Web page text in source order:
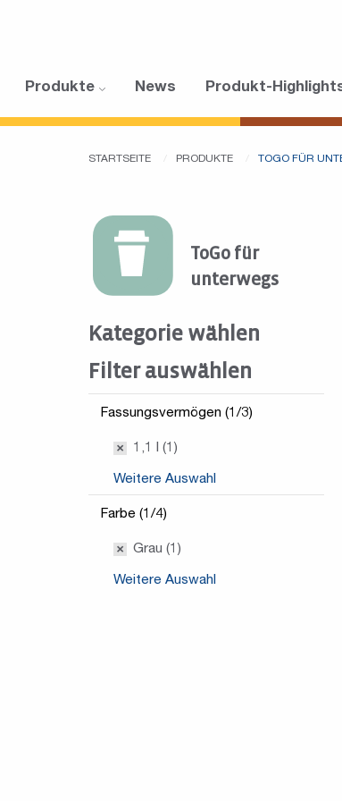
Produkte News Produkt-
STARTSEITE PRODUKTE TOGO FÜR
ToGo für
unterwegs
Kategorie wählen
Filter auswählen
Fassungsvermögen (1/3)
1,1 l (1)
Weitere Auswahl
Farbe (1/4)
Grau (1)
Weitere Auswahl